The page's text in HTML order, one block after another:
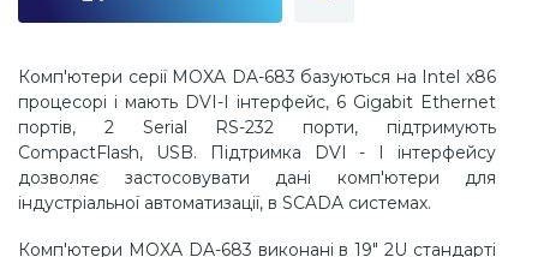
Комп'ютери серії MOXA DA-683 базуються на Intel x86
процесорі і мають DVI-I інтерфейс, 6 Gigabit Ethernet
портів, 2 Serial RS-232 порти, підтримують
CompactFlash, USB. Підтримка DVI - I інтерфейсу
дозволяє застосовувати дані комп'ютери для
індустріальної автоматизації, в SCADA системах.
Комп'ютери MOXA DA-683 виконані в 19" 2U стандарті